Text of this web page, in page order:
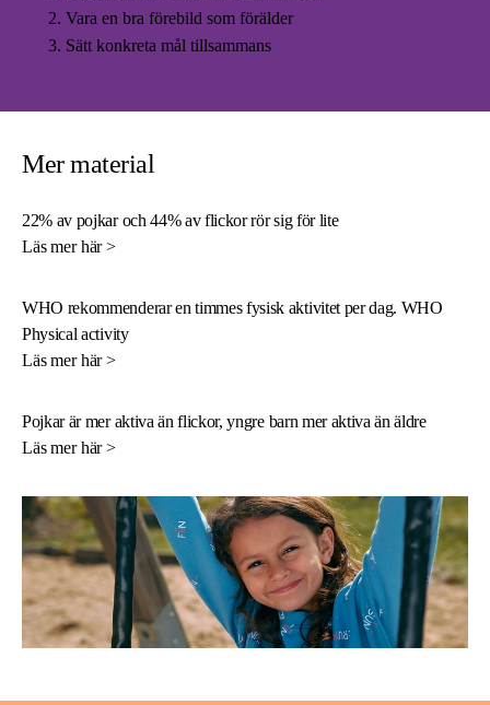
Vara en bra förebild som förälder
Sätt konkreta mål tillsammans
Mer material
22% av pojkar och 44% av flickor rör sig för lite
Läs mer här >
WHO rekommenderar en timmes fysisk aktivitet per dag. WHO
Physical activity
Läs mer här >
Pojkar är mer aktiva än flickor, yngre barn mer aktiva än äldre
Läs mer här >